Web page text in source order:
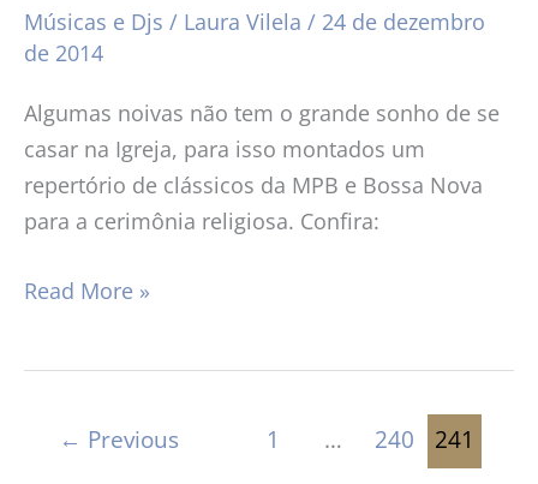
Músicas e Djs / Laura Vilela / 24 de dezembro
de 2014
Algumas noivas não tem o grande sonho de se
casar na Igreja, para isso montados um
repertório de clássicos da MPB e Bossa Nova
para a cerimônia religiosa. Confira:
Read More »
← Previous 1 … 240 241